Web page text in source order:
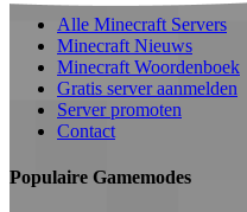
Alle Minecraft Servers
Minecraft Nieuws
Minecraft Woordenboek
Gratis server aanmelden
Server promoten
Contact
Populaire Gamemodes